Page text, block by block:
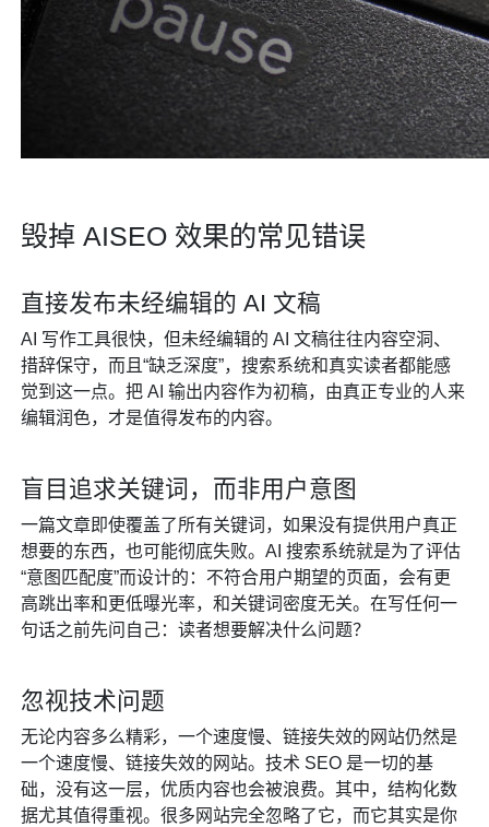
毁掉 AISEO 效果的常见错误
直接发布未经编辑的 AI 文稿
AI 写作工具很快，但未经编辑的 AI 文稿往往内容空洞、
措辞保守，而且“缺乏深度”，搜索系统和真实读者都能感
觉到这一点。把 AI 输出内容作为初稿，由真正专业的人来
编辑润色，才是值得发布的内容。
盲目追求关键词，而非用户意图
一篇文章即使覆盖了所有关键词，如果没有提供用户真正
想要的东西，也可能彻底失败。AI 搜索系统就是为了评估
“意图匹配度”而设计的：不符合用户期望的页面，会有更
高跳出率和更低曝光率，和关键词密度无关。在写任何一
句话之前先问自己：读者想要解决什么问题？
忽视技术问题
无论内容多么精彩，一个速度慢、链接失效的网站仍然是
一个速度慢、链接失效的网站。技术 SEO 是一切的基
础，没有这一层，优质内容也会被浪费。其中，结构化数
据尤其值得重视。很多网站完全忽略了它，而它其实是你